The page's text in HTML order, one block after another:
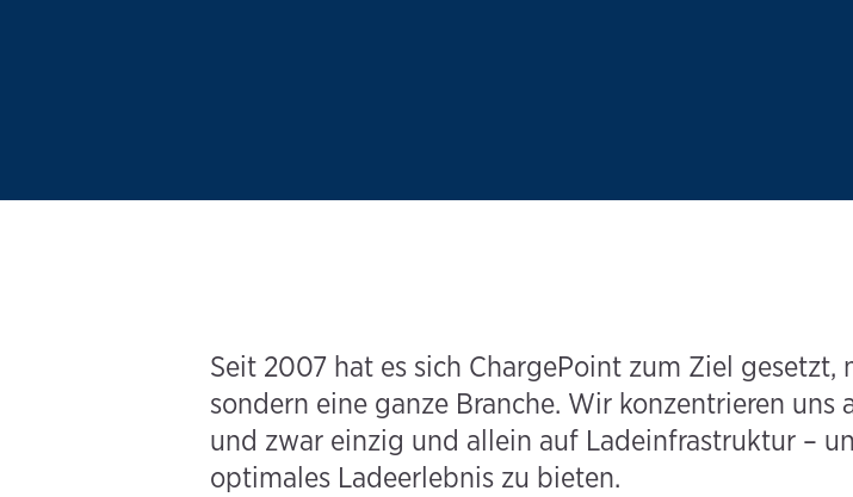
Seit 2007 hat es sich ChargePoint zum Ziel
sondern eine ganze Branche. Wir konzentrieren
und zwar einzig und allein auf Ladeinfrastruktur –
optimales Ladeerlebnis zu bieten.